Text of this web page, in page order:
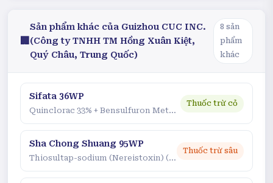
🏢
Sản phẩm khác của Guizhou CUC INC.
(Công ty TNHH TM Hồng Xuân Kiệt,
Quý Châu, Trung Quốc)
8 sản
phẩm
khác
Sifata 36WP
Quinclorac 33% + Bensulfuron Methyl 3%
Thuốc trừ cỏ
Sha Chong Shuang 95WP
Thiosultap-sodium (Nereistoxin) (min 90%)
Thuốc trừ sâu